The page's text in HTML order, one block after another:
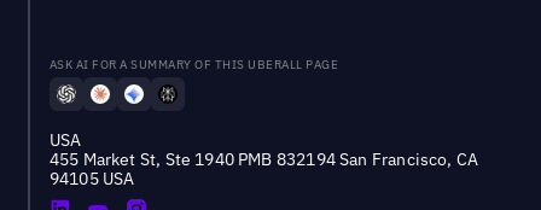
ASK AI FOR A SUMMARY OF THIS UBERALL PAGE
USA
455 Market St, Ste 1940 PMB 832194 San Francisco, CA
94105 USA